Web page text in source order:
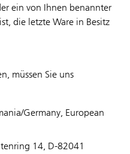
ein von Ihnen benannter
die letzte Ware in Besitz
müssen Sie uns
Germany, European
14, D-82041